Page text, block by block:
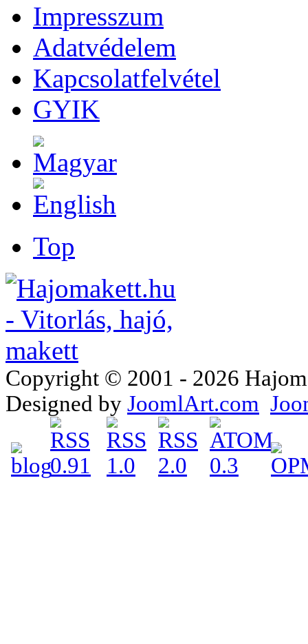
Impresszum
Adatvédelem
Kapcsolatfelvétel
GYIK
Top
Copyright © 2001 - 2026
Designed by JoomlArt.com